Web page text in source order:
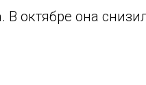
октябре она